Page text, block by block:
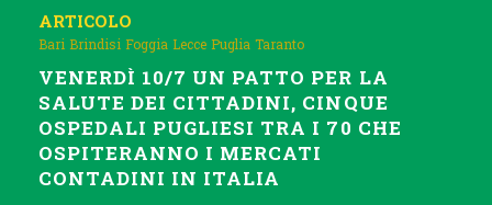
ARTICOLO
Bari Brindisi Foggia Lecce Puglia Taranto
VENERDÌ 10/7 UN PATTO PER LA
SALUTE DEI CITTADINI, CINQUE
OSPEDALI PUGLIESI TRA I 70 CHE
OSPITERANNO I MERCATI
CONTADINI IN ITALIA